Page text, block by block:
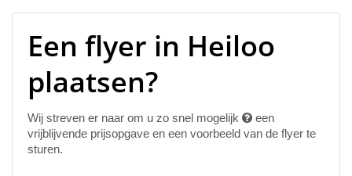
Een flyer in Heiloo
plaatsen?
Wij streven er naar om u zo snel mogelijk
een
vrijblijvende prijsopgave en een voorbeeld van de flyer te
sturen.